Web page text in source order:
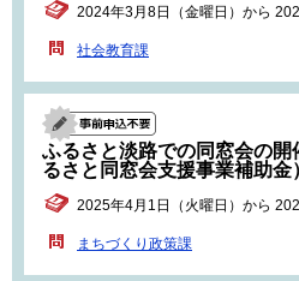
2024年3月8日（金曜日）から
社会教育課
ふるさと淡路での同窓会の
るさと同窓会支援事業補助金
2025年4月1日（火曜日）から
まちづくり政策課